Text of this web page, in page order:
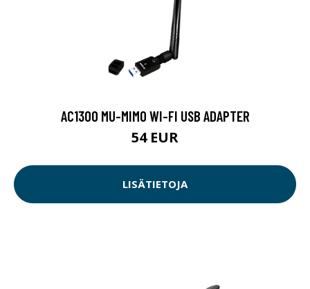
AC1300 MU-MIMO WI-FI USB ADAPTER
54 EUR
LISÄTIETOJA